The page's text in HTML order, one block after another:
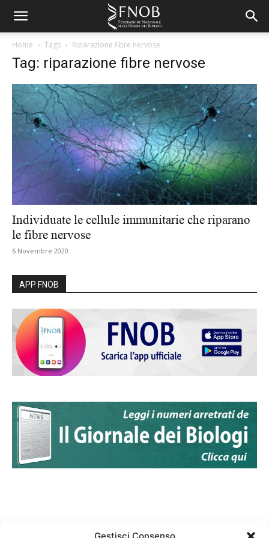
Home Tags Riparazione fibre nervose
Tag: riparazione fibre nervose
Individuate le cellule immunitarie che riparano
le fibre nervose
6 Novembre 2020
APP FNOB